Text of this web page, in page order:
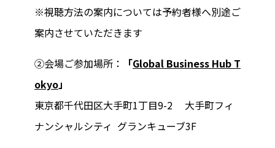
※視聴方法の案内については予約者様へ別途ご
案内させていただきます
②会場ご参加場所： 「Global Business Hub T
okyo」
東京都千代田区大手町1丁目9-2 大手町フィ
ナンシャルシティ グランキューブ3F